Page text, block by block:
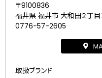
〒9100836
福井県 福井市 大和田２丁目
0776-57-2605
取扱ブランド